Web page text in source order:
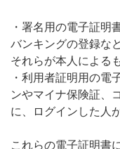
・署名用の電子証明
バンキングの登録な
それらが本人による
・利用者証明用の電
ンやマイナ保険証、
に、ログインした人
これらの電子証明書